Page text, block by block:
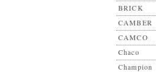
BRICK
CAMBER
CAMCO
Chaco
Champion